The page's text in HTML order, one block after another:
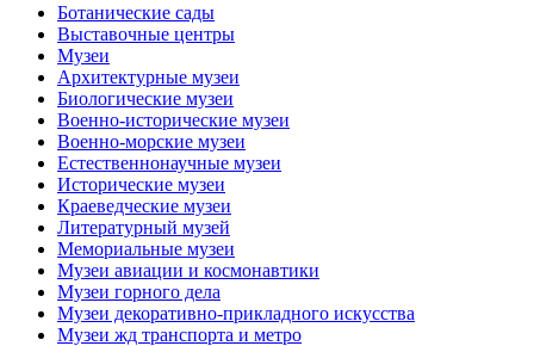
Ботанические сады
Выставочные центры
Музеи
Архитектурные музеи
Биологические музеи
Военно-исторические музеи
Военно-морские музеи
Естественнонаучные музеи
Исторические музеи
Краеведческие музеи
Литературный музей
Мемориальные музеи
Музеи авиации и космонавтики
Музеи горного дела
Музеи декоративно-прикладного искусства
Музеи жд транспорта и метро